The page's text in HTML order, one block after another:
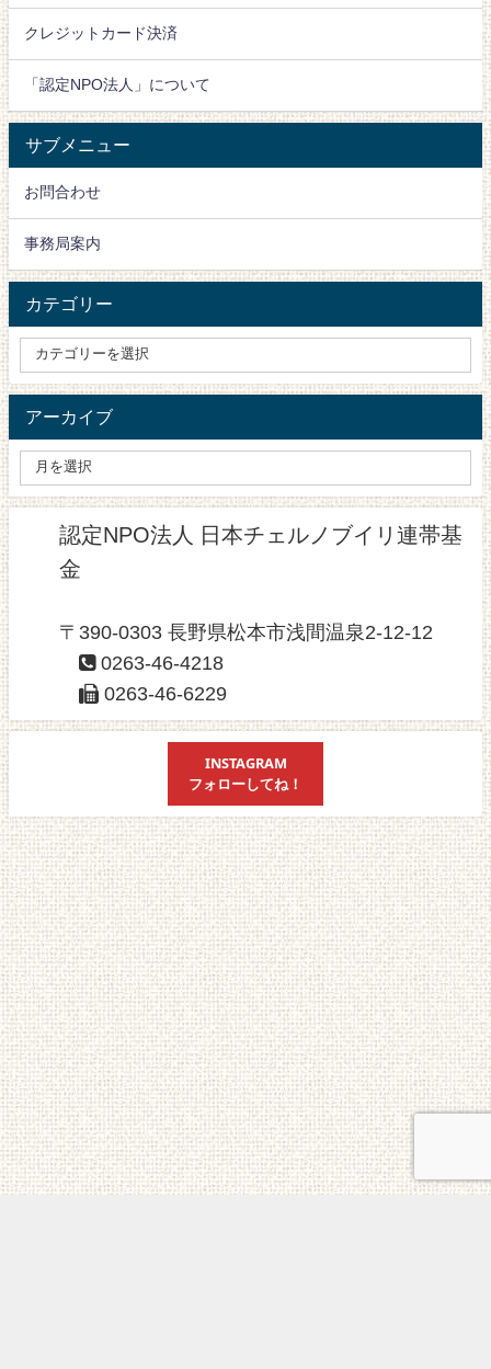
クレジットカード決済
「認定NPO法人」について
サブメニュー
お問合わせ
事務局案内
カテゴリー
アーカイブ
認定NPO法人 日本チェルノブイリ連帯基
金
〒390-0303 長野県松本市浅間温泉2-12-12
0263-46-4218
0263-46-6229
INSTAGRAM
フォローしてね！